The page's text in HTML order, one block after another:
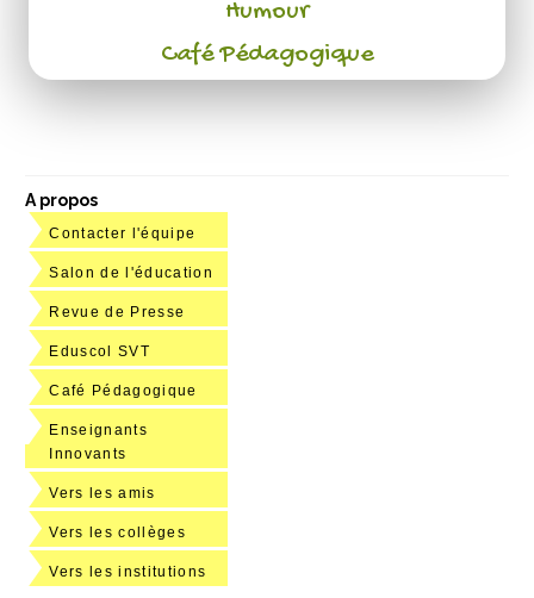
Humour
Café Pédagogique
A propos
Contacter l'équipe
Salon de l'éducation
Revue de Presse
Eduscol SVT
Café Pédagogique
Enseignants
Innovants
Vers les amis
Vers les collèges
Vers les institutions